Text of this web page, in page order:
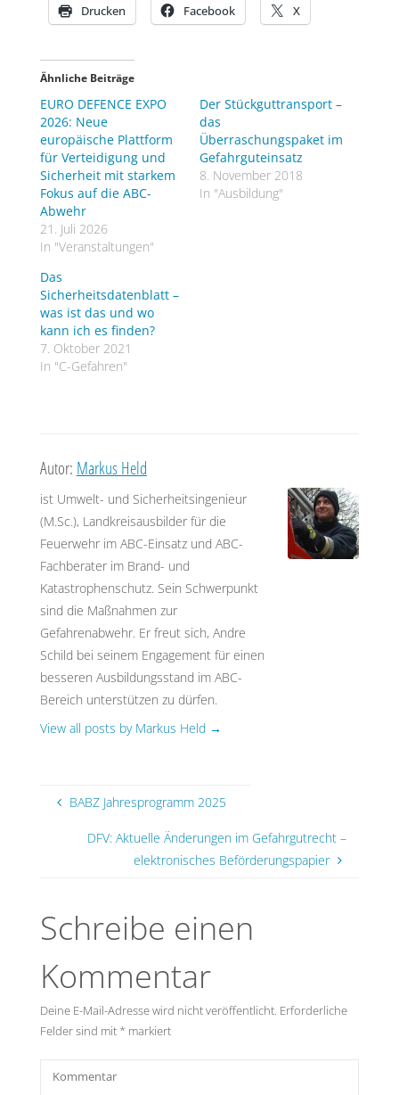
Drucken Facebook X
Ähnliche Beiträge
EURO DEFENCE EXPO
2026: Neue
europäische Plattform
für Verteidigung und
Sicherheit mit starkem
Fokus auf die ABC-
Abwehr
21. Juli 2026
In "Veranstaltungen"
Der Stückguttransport –
das
Überraschungspaket im
Gefahrguteinsatz
8. November 2018
In "Ausbildung"
Das
Sicherheitsdatenblatt –
was ist das und wo
kann ich es finden?
7. Oktober 2021
In "C-Gefahren"
Autor: Markus Held
ist Umwelt- und Sicherheitsingenieur
(M.Sc.), Landkreisausbilder für die
Feuerwehr im ABC-Einsatz und ABC-
Fachberater im Brand- und
Katastrophenschutz. Sein Schwerpunkt
sind die Maßnahmen zur
Gefahrenabwehr. Er freut sich, Andre
Schild bei seinem Engagement für einen
besseren Ausbildungsstand im ABC-
Bereich unterstützen zu dürfen.
View all posts by Markus Held →
BABZ Jahresprogramm 2025
DFV: Aktuelle Änderungen im Gefahrgutrecht –
elektronisches Beförderungspapier
Schreibe einen
Kommentar
Deine E-Mail-Adresse wird nicht veröffentlicht. Erforderliche
Felder sind mit * markiert